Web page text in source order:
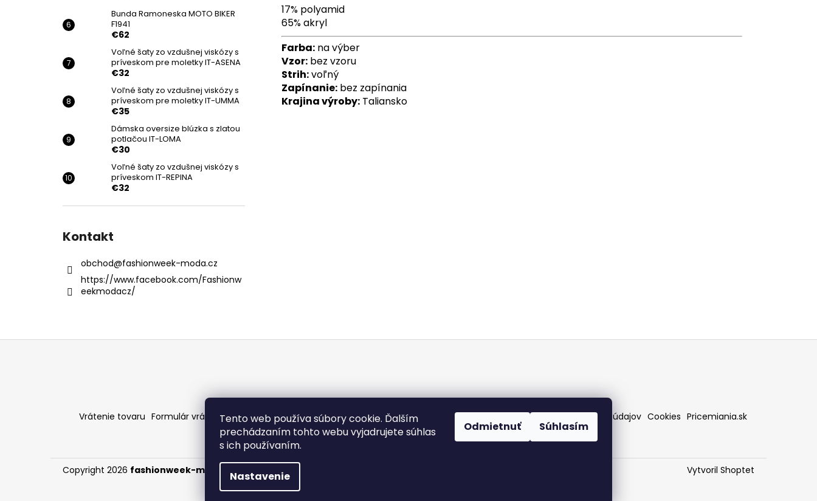
Tento web používa súbory cookie. Ďalším
prechádzaním tohto webu vyjadrujete súhlas
s ich používaním.
Nastavenie
Odmietnuť Súhlasím
Bunda Ramoneska MOTO BIKER
F1941
€62
Voľné šaty zo vzdušnej viskózy s
príveskom pre moletky IT-ASENA
€32
Voľné šaty zo vzdušnej viskózy s
príveskom pre moletky IT-UMMA
€35
Dámska oversize blúzka s zlatou
potlačou IT-LOMA
€30
Voľné šaty zo vzdušnej viskózy s
príveskom IT-REPINA
€32
Kontakt
obchod@fashionweek-moda.cz
https://www.facebook.com/Fashionw
eekmodacz/
17% polyamid
65% akryl
Farba: na výber
Vzor: bez vzoru
Strih:voľný
Zapínanie: bez zapínania
Krajina výroby: Taliansko
Z
Vrátenie tovaru Formulár vrátenia - stiahni Doba dodania Obchodné podmienky Kontakty Podmienky ochrany osobných údajov Cookies Pricemiania.sk
Heureka.sk
Vytvoril Shoptet
Copyright 2026 fashionweek-moda.sk. Všetky práva vyhradené.